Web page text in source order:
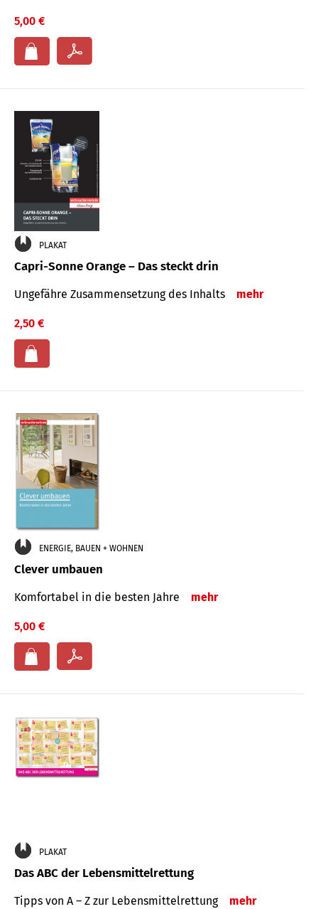
5,00 €
PLAKAT
Capri-Sonne Orange – Das steckt drin
Ungefähre Zu­sammen­setzung des Inhalts mehr
2,50 €
ENERGIE, BAUEN + WOHNEN
Clever umbauen
Komfortabel in die besten Jahre mehr
5,00 €
PLAKAT
Das ABC der Lebensmittelrettung
Tipps von A – Z zur Lebensmittelrettung mehr